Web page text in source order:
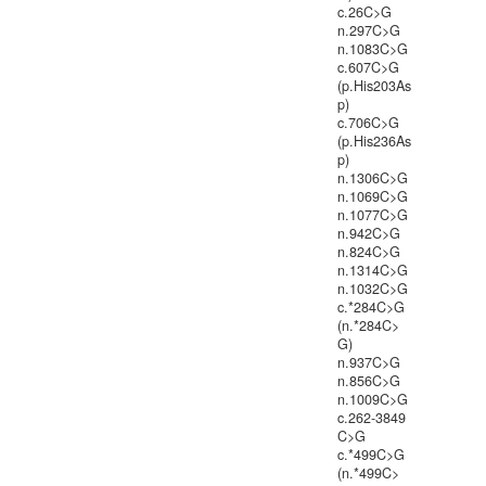
c.26C>G
n.297C>G
n.1083C>G
c.607C>G
(p.His203As
p)
c.706C>G
(p.His236As
p)
n.1306C>G
n.1069C>G
n.1077C>G
n.942C>G
n.824C>G
n.1314C>G
n.1032C>G
c.*284C>G
(n.*284C>
G)
n.937C>G
n.856C>G
n.1009C>G
c.262-3849
C>G
c.*499C>G
(n.*499C>